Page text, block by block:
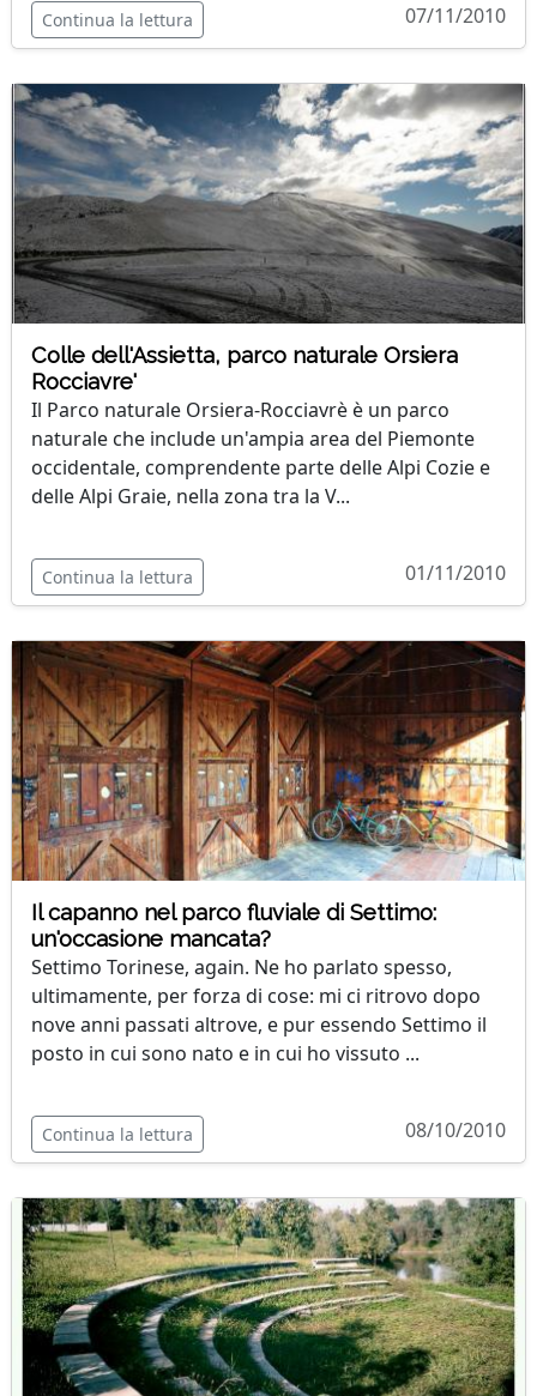
Continua la lettura 07/11/2010
Colle dell'Assietta, parco naturale Orsiera
Rocciavre'
Il Parco naturale Orsiera-Rocciavrè è un parco
naturale che include un'ampia area del Piemonte
occidentale, comprendente parte delle Alpi Cozie e
delle Alpi Graie, nella zona tra la V...
Continua la lettura 01/11/2010
Il capanno nel parco fluviale di Settimo:
un'occasione mancata?
Settimo Torinese, again. Ne ho parlato spesso,
ultimamente, per forza di cose: mi ci ritrovo dopo
nove anni passati altrove, e pur essendo Settimo il
posto in cui sono nato e in cui ho vissuto ...
Continua la lettura 08/10/2010